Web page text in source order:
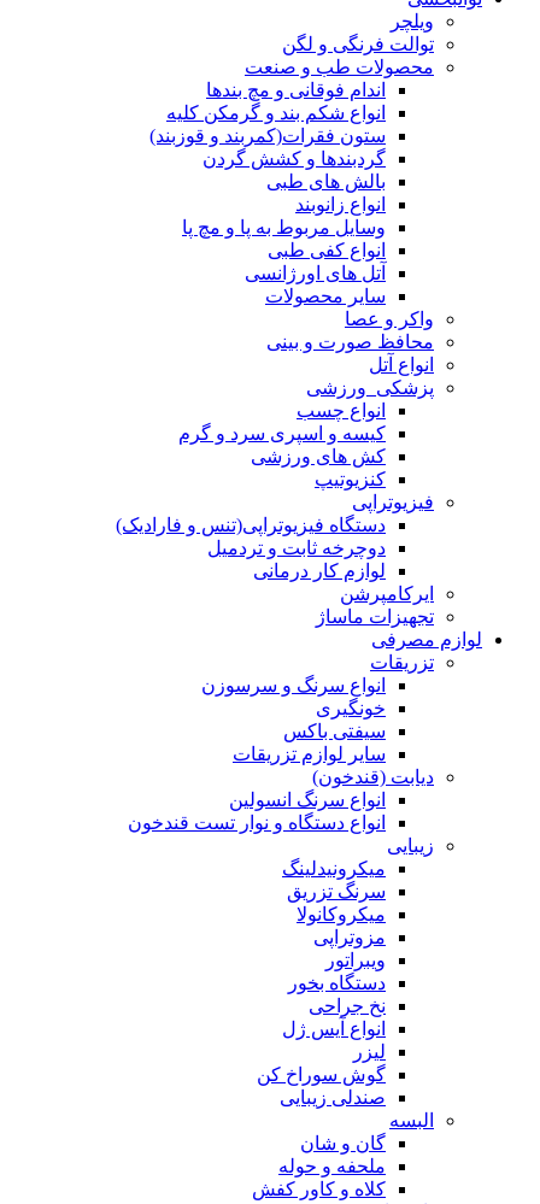
بالش های طبی
انواع زانوبند
وسایل مربوط به پا و مچ پا
انواع کفی طبی
آتل های اورژانسی
سایر محصولات
واکر و عصا
محافظ صورت و بینی
انواع آتل
پزشکی_ورزشی
انواع چسب
کیسه و اسپری سرد و گرم
کش های ورزشی
کنزیوتیپ
فیزیوتراپی
دستگاه فیزیوتراپی(تنس و فارادیک)
دوچرخه ثابت و تردمیل
لوازم کار درمانی
ایرکامپرشن
تجهیزات ماساژ
لوازم مصرفی
تزریقات
انواع سرنگ و سرسوزن
خونگیری
سیفتی باکس
سایر لوازم تزریقات
دیابت (قندخون)
انواع سرنگ انسولین
انواع دستگاه و نوار تست قندخون
میکرونیدلینگ
سرنگ تزریق
میکروکانولا
مزوتراپی
ویبراتور
دستگاه بخور
نخ جراحی
انواع آیس ژل
لیزر
گوش سوراخ کن
صندلی زیبایی
گان و شان
ملحفه و حوله
کلاه و کاور کفش
پانسمان
باند و گاز
انواع چسب
کاور گچ
ضد عفونی کننده
مواد ضد عفونی کننده